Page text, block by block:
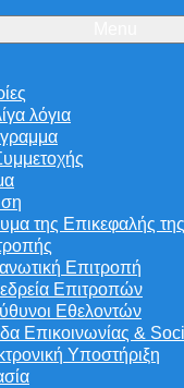
λόγια
της Επικεφαλής
Επιτροπή
Επιτροπών
Εθελοντών
Επικοινωνίας &
Υποστήριξη